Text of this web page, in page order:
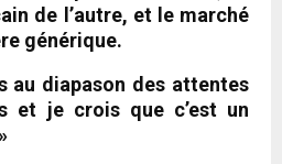
de l’autre, et le marché
générique.
au diapason des attentes
et je crois que c’est un